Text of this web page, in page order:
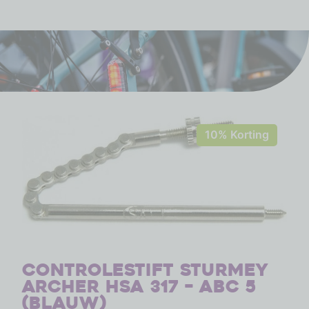
10% Korting
Controlestift Sturmey
Archer HSA 317 – ABC 5
(blauw)